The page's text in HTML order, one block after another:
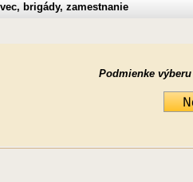
brigády, zamestnanie
Podmienke výberu